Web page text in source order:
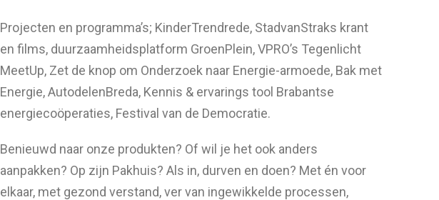
Projecten en programma’s; KinderTrendrede, StadvanStraks krant
en films, duurzaamheidsplatform GroenPlein, VPRO’s Tegenlicht
MeetUp, Zet de knop om Onderzoek naar Energie-armoede, Bak met
Energie, AutodelenBreda, Kennis & ervarings tool Brabantse
energiecoöperaties, Festival van de Democratie.
Benieuwd naar onze produkten? Of wil je het ook anders
aanpakken? Op zijn Pakhuis? Als in, durven en doen? Met én voor
elkaar, met gezond verstand, ver van ingewikkelde processen,